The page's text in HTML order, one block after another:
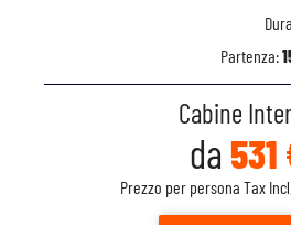
Partenza:
Cabine
da 531
Prezzo per persona Tax